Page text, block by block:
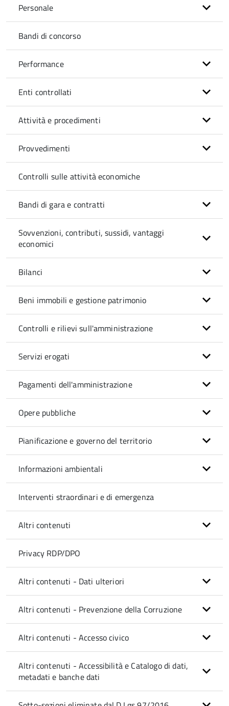
Personale
Bandi di concorso
Performance
Enti controllati
Attività e procedimenti
Provvedimenti
Controlli sulle attività economiche
Bandi di gara e contratti
Sovvenzioni, contributi, sussidi, vantaggi
economici
Bilanci
Beni immobili e gestione patrimonio
Controlli e rilievi sull'amministrazione
Servizi erogati
Pagamenti dell'amministrazione
Opere pubbliche
Pianificazione e governo del territorio
Informazioni ambientali
Interventi straordinari e di emergenza
Altri contenuti
Privacy RDP/DPO
Altri contenuti - Dati ulteriori
Altri contenuti - Prevenzione della Corruzione
Altri contenuti - Accesso civico
Altri contenuti - Accessibilità e Catalogo di dati,
metadati e banche dati